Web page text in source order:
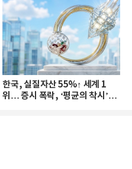
한국, 실질자산 55%↑ 세계 1
위… 증시 폭락, ‘평균의 착시’와